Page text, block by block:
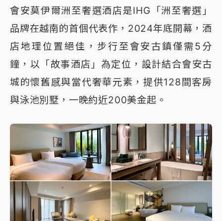
會安莫伊爾洲至奢選酒店是IHG「洲至奢選」
品牌在越南的首個代表作，2024年底開幕，酒
店地理位置絕佳，步行至會安古鎮僅需5分
鐘，以「故事酒店」為定位，設計結合會安古
城的懷舊感與當代奢華元素，提供128間客房
與泳池別墅，一晚約近200美金起。